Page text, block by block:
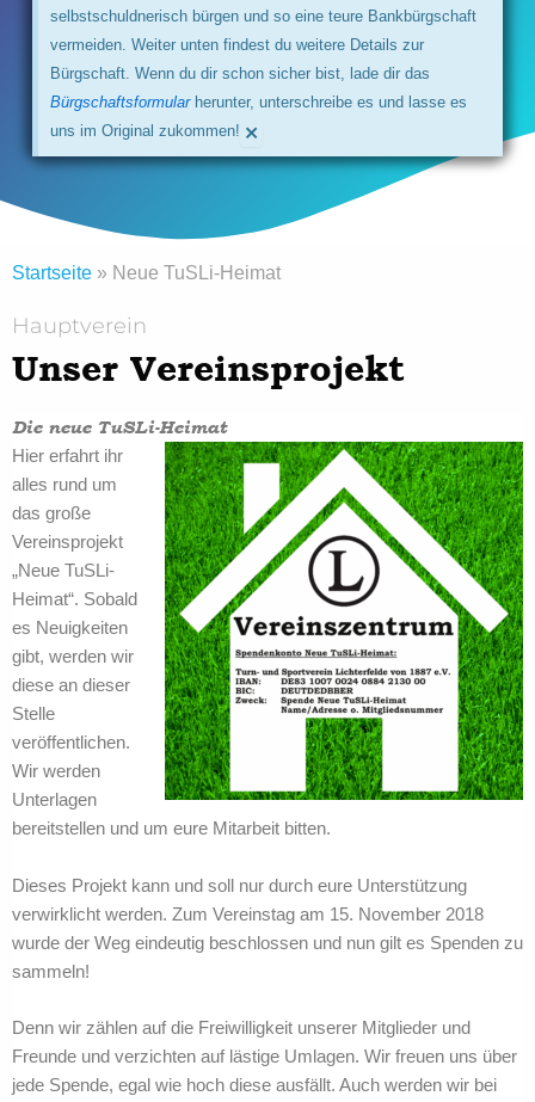
selbstschuldnerisch bürgen und so eine teure Bankbürgschaft
vermeiden. Weiter unten findest du weitere Details zur
Bürgschaft. Wenn du dir schon sicher bist, lade dir das
Bürgschaftsformularherunter, unterschreibe es und lasse es
uns im Original zukommen! ×
Startseite » Neue TuSLi-Heimat
Hauptverein
Unser Vereinsprojekt
Die neue TuSLi-Heimat
Hier erfahrt ihr
alles rund um
das große
Vereinsprojekt
„Neue TuSLi-
Heimat“. Sobald
es Neuigkeiten
gibt, werden wir
diese an dieser
Stelle
veröffentlichen.
Wir werden
Unterlagen
bereitstellen und um eure Mitarbeit bitten.
Dieses Projekt kann und soll nur durch eure Unterstützung
verwirklicht werden. Zum Vereinstag am 15. November 2018
wurde der Weg eindeutig beschlossen und nun gilt es Spenden zu
sammeln!
Denn wir zählen auf die Freiwilligkeit unserer Mitglieder und
Freunde und verzichten auf lästige Umlagen. Wir freuen uns über
jede Spende, egal wie hoch diese ausfällt. Auch werden wir bei